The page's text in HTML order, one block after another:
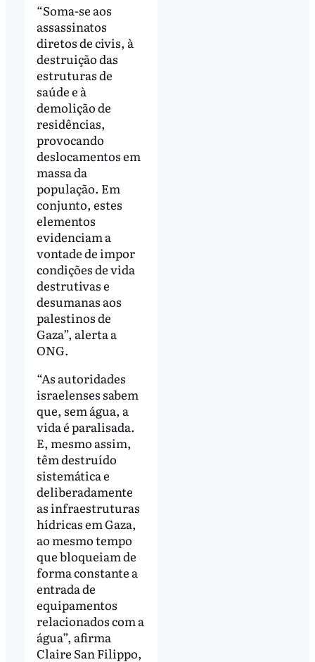
“Soma-se aos
assassinatos
diretos de civis, à
destruição das
estruturas de
saúde e à
demolição de
residências,
provocando
deslocamentos em
massa da
população. Em
conjunto, estes
elementos
evidenciam a
vontade de impor
condições de vida
destrutivas e
desumanas aos
palestinos de
Gaza”, alerta a
ONG.
“As autoridades
israelenses sabem
que, sem água, a
vida é paralisada.
E, mesmo assim,
têm destruído
sistemática e
deliberadamente
as infraestruturas
hídricas em Gaza,
ao mesmo tempo
que bloqueiam de
forma constante a
entrada de
equipamentos
relacionados com a
água”, afirma
Claire San Filippo,